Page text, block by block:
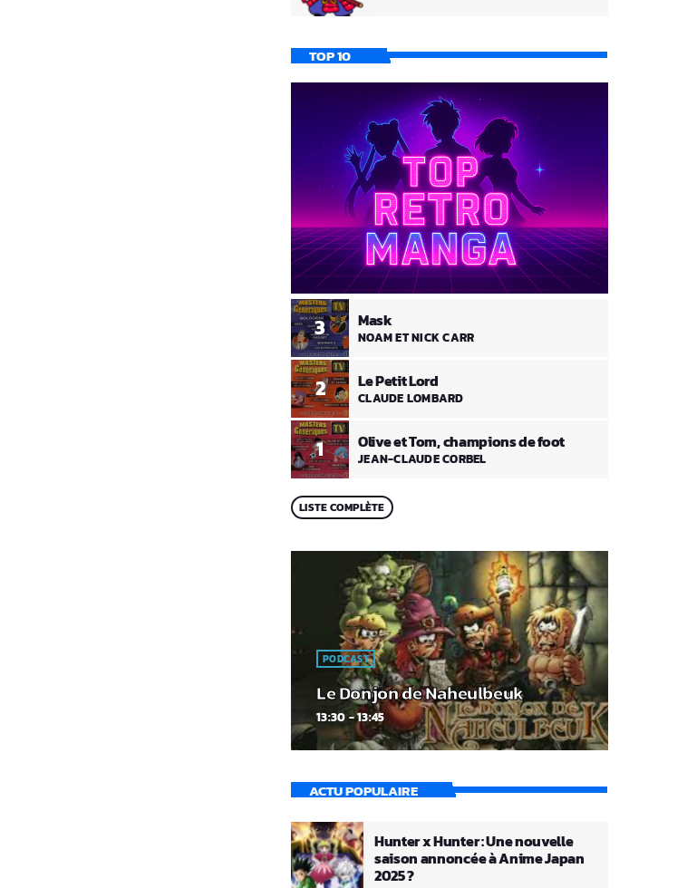
TOP 10
1 Olive et Tom, champions de foot
JEAN-CLAUDE CORBEL
2 Le Petit Lord
CLAUDE LOMBARD
3 Mask
NOAM ET NICK CARR
LISTE COMPLÈTE
PODCAST
Le Donjon de Naheulbeuk
13:30 - 13:45
ACTU POPULAIRE
Hunter x Hunter : Une nouvelle
saison annoncée à Anime Japan
2025 ?